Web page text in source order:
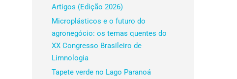
Artigos (Edição 2026)
Microplásticos e o futuro do
agronegócio: os temas quentes do
XX Congresso Brasileiro de
Limnologia
Tapete verde no Lago Paranoá